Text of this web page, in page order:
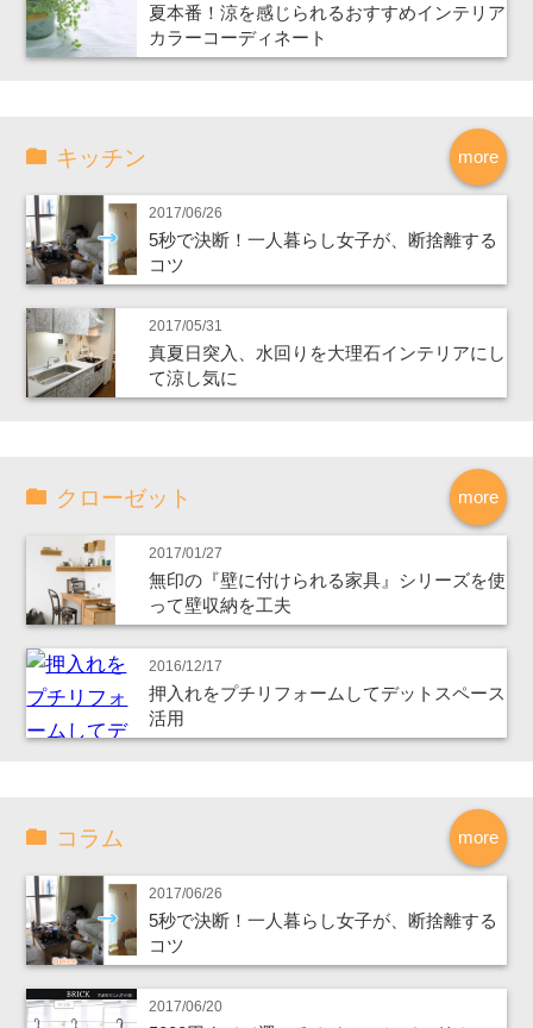
夏本番！涼を感じられるおすすめインテリア
カラーコーディネート
more
キッチン
2017/06/26
5秒で決断！一人暮らし女子が、断捨離する
コツ
2017/05/31
真夏日突入、水回りを大理石インテリアにし
て涼し気に
more
クローゼット
2017/01/27
無印の『壁に付けられる家具』シリーズを使
って壁収納を工夫
2016/12/17
押入れをプチリフォームしてデットスペース
活用
more
コラム
2017/06/26
5秒で決断！一人暮らし女子が、断捨離する
コツ
2017/06/20